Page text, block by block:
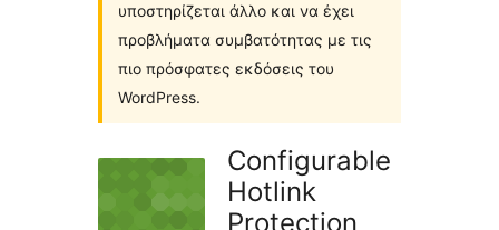
υποστηρίζεται άλλο και να έχει
προβλήματα συμβατότητας με τις
πιο πρόσφατες εκδόσεις του
WordPress.
Configurable
Hotlink
Protection